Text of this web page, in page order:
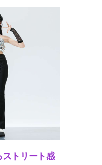
ストリート感